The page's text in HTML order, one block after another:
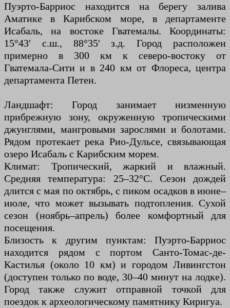
Пуэрто-Барриос находится на берегу залива
Аматике в Карибском море, в департаменте
Исабаль, на востоке Гватемалы. Координаты:
15°43′ с.ш., 88°35′ з.д. Город расположен
примерно в 300 км к северо-востоку от
Гватемала-Сити и в 240 км от Флореса, центра
департамента Петен.
Ландшафт: Город занимает низменную
прибрежную зону, окруженную тропическими
джунглями, мангровыми зарослями и болотами.
Рядом протекает река Рио-Дульсе, связывающая
озеро Исабаль с Карибским морем.
Климат: Тропический, жаркий и влажный.
Средняя температура: 25–32°C. Сезон дождей
длится с мая по октябрь, с пиком осадков в июне–
июле, что может вызывать подтопления. Сухой
сезон (ноябрь–апрель) более комфортный для
посещения.
Близость к другим пунктам: Пуэрто-Барриос
находится рядом с портом Санто-Томас-де-
Кастилья (около 10 км) и городом Ливингстон
(доступен только по воде, 30–40 минут на лодке).
Город также служит отправной точкой для
поездок к археологическому памятнику Киригуа.